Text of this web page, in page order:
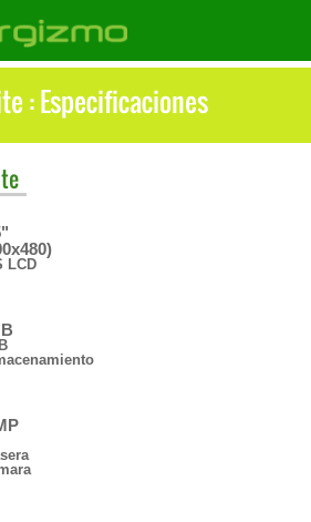
: Especificaciones
LCD